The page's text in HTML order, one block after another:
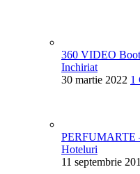
360 VIDEO
Inchiriat
30 martie 2022 1
PERFUMARTE
Hoteluri
11 septembrie